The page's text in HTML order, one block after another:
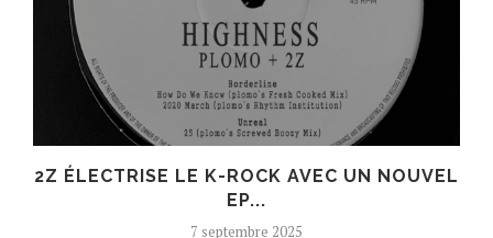
2Z ÉLECTRISE LE K-ROCK AVEC UN NOUVEL
EP...
7 septembre 2025